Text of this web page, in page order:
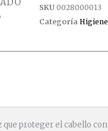
SKU 0028000013
Categoría Higiene
que proteger el cabello con